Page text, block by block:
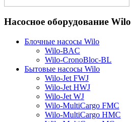
Насосное оборудование Wilo
Блочные насосы Wilo
Wilo-BAC
Wilo-CronoBloc-BL
Бытовые насосы Wilo
Wilo-Jet FWJ
Wilo-Jet HWJ
Wilo-Jet WJ
Wilo-MultiCargo FMC
Wilo-MultiCargo HMC